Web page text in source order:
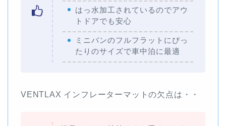
はっ水加工されているのでアウ
トドアでも安心
ミニバンのフルフラットにぴっ
たりのサイズで車中泊に最適
VENTLAX インフレーターマットの欠点は・・